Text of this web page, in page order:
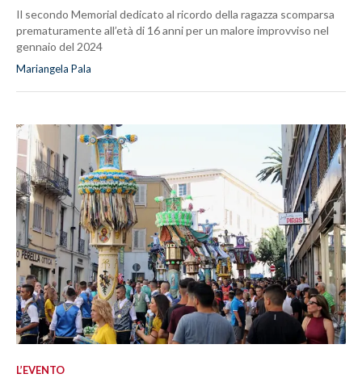
Il secondo Memorial dedicato al ricordo della ragazza scomparsa
prematuramente all’età di 16 anni per un malore improvviso nel
gennaio del 2024
Mariangela Pala
L’EVENTO